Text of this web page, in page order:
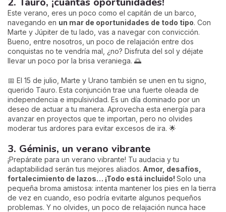
Este verano, eres un poco como el capitán de un barco,
navegando en un mar de oportunidades de todo tipo. Con
Marte y Júpiter de tu lado, vas a navegar con convicción.
Bueno, entre nosotros, un poco de relajación entre dos
conquistas no te vendría mal, ¿no? Disfruta del sol y déjate
llevar un poco por la brisa veraniega. 🌅
📅 El 15 de julio, Marte y Urano también se unen en tu signo,
querido Tauro. Esta conjunción trae una fuerte oleada de
independencia e impulsividad. Es un día dominado por un
deseo de actuar a tu manera. Aprovecha esta energía para
avanzar en proyectos que te importan, pero no olvides
moderar tus ardores para evitar excesos de ira. 🌟
3. Géminis, un verano vibrante
¡Prepárate para un verano vibrante! Tu audacia y tu
adaptabilidad serán tus mejores aliados. Amor, desafíos,
fortalecimiento de lazos… ¡Todo está incluido! Solo una
pequeña broma amistosa: intenta mantener los pies en la tierra
de vez en cuando, eso podría evitarte algunos pequeños
problemas. Y no olvides, un poco de relajación nunca hace